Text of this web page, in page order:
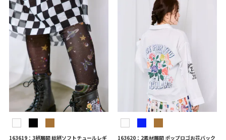
163619：3柄展開 総柄ソフトチュールレギ
163620：2素材展開 ポップロゴお花バック